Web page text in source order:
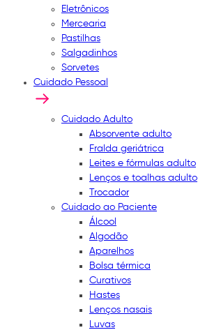
Eletrônicos
Mercearia
Pastilhas
Salgadinhos
Sorvetes
Cuidado Pessoal
Cuidado Adulto
Absorvente adulto
Fralda geriátrica
Leites e fórmulas adulto
Lenços e toalhas adulto
Trocador
Cuidado ao Paciente
Álcool
Algodão
Aparelhos
Bolsa térmica
Curativos
Hastes
Lenços nasais
Luvas